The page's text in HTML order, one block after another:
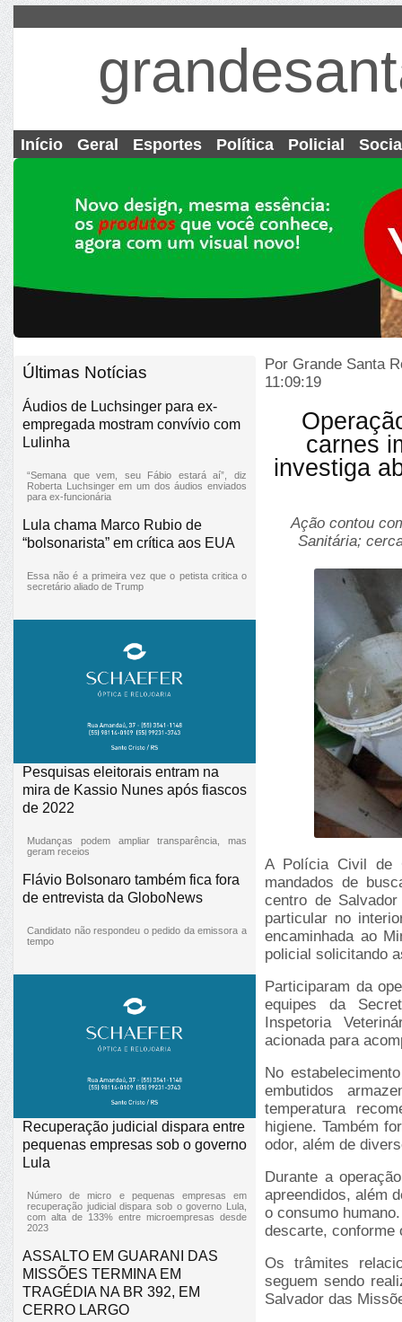
Início Geral Esportes Política Policial
Últimas Notícias
Áudios de Luchsinger para ex-
empregada mostram convívio com
Lulinha
“Semana que vem, seu Fábio estará aí”, diz
Roberta Luchsinger em um dos áudios enviados
para ex-funcionária
Lula chama Marco Rubio de
“bolsonarista” em crítica aos EUA
Essa não é a primeira vez que o petista critica o
secretário aliado de Trump
Pesquisas eleitorais entram na
mira de Kassio Nunes após fiascos
de 2022
Mudanças podem ampliar transparência, mas
geram receios
Flávio Bolsonaro também fica fora
de entrevista da GloboNews
Candidato não respondeu o pedido da emissora a
tempo
Recuperação judicial dispara entre
pequenas empresas sob o governo
Lula
Número de micro e pequenas empresas em
recuperação judicial dispara sob o governo Lula,
com alta de 133% entre microempresas desde
2023
ASSALTO EM GUARANI DAS
MISSÕES TERMINA EM
TRAGÉDIA NA BR 392, EM
CERRO LARGO
Por Grande Santa
11:09:19
carnes
investiga
Ação contou
Sanitária;
A Polícia Civil de
mandados de
centro de
particular no
encaminhada ao
policial solicitando
Participaram da
equipes da
Inspetoria
acionada para
No
embutidos
temperatura
higiene. Também
odor, além de
Durante a
apreendidos, além
o consumo
descarte, conforme
Os trâmites
seguem sendo
Salvador das